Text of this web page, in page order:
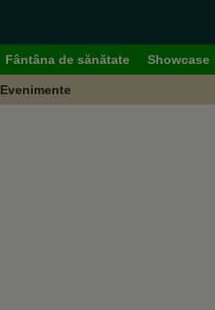
Fântâna de sănătate Showcase
Evenimente